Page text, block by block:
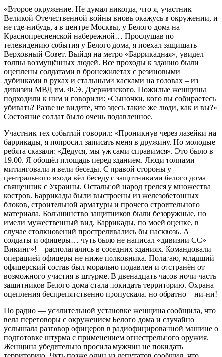
«Второе окружение. Не думал никогда, что я, участник
Великой Отечественной войны вновь окажусь в окружении, и
не где-нибудь, а в центре Москвы, у Белого дома на
Краснопресненской набережной… Прослушав по
телевидению события у Белого дома, я поехал защищать
Верховный Совет. Выйдя на метро «Баррикадная», увидел
толпы возмущённых людей. Все проходы к зданию были
оцеплены солдатами в бронежилетах с резиновыми
дубинками в руках и стальными касками на головах – из
дивизии МВД им. Ф.Э. Дзержинского. Пожилые женщины
подходили к ним и говорили: «Сыночки, кого вы собираетесь
убивать? Разве не видите, что здесь такие же люди, как и вы?»
Состояние солдат было очень подавленное.
Участник тех событий говорил: «Проникнув через лазейки на
баррикады, я попросил записать меня в дружину. Но молодые
ребята сказали: «Дедуся, мы уж сами справимся». Это было в
19.00. Я обошёл площадь перед зданием. Люди толпами
митинговали и вели беседы. С правой стороны у
центрального входа вёл беседу с защитниками белого дома
священник с Украины. Остальной народ грелся у множества
костров. Баррикады были выстроены из железобетонных
блоков, строительной арматуры и прочего строительного
материала. Большинство защитников были безоружные, но
имели мужественный вид. Баррикады, по моей оценке, в
случае столкновений простреливались бы насквозь. А
солдаты и офицеры… чуть было не написал «дивизии СС»
Викинг»! – располагались в соседних зданиях. Командовали
операцией офицеры не ниже полковника. Полагаю, младший
офицерский состав был морально подавлен и отстранён от
возможного участия в штурме. В двенадцать часов ночи часть
защитников Белого дома стала покидать территорию. Охрана
оцепления беспрепятственно пропускала, но обратно – ни-ни!
По радио — усилительной установке женщина сообщила, что
вела переговоры с окружением Белого дома и случайно
услышала разговор офицеров в радиофицированной машине о
подготовке штурма с применением огнестрельного оружия.
Женщина убедительно просила мужчин не покидать
территорию. Чуть позже один из депутатов сообщил, что